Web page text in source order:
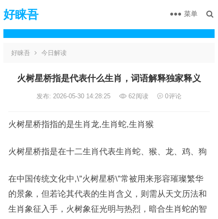
好睐吾 菜单
好睐吾 今日解读
火树星桥指是代表什么生肖，词语解释独家释义
发布: 2026-05-30 14:28:25 62阅读 0评论
火树星桥指指的是生肖龙,生肖蛇,生肖猴
火树星桥指是在十二生肖代表生肖蛇、猴、龙、鸡、狗
在中国传统文化中,\”火树星桥\”常被用来形容璀璨繁华
的景象，但若论其代表的生肖含义，则需从天文历法和
生肖象征入手，火树象征光明与热烈，暗合生肖蛇的智